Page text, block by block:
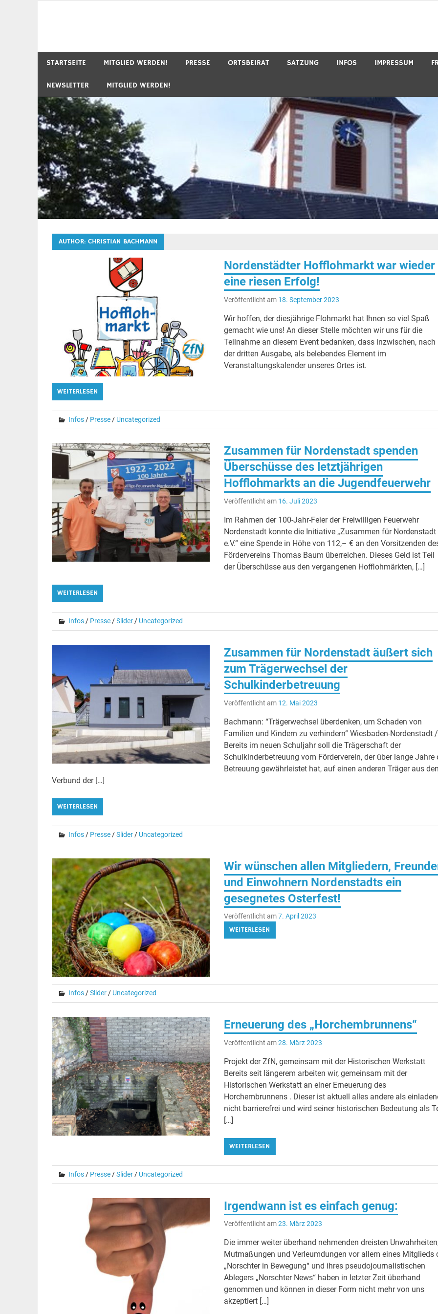
STARTSEITE MITGLIED WERDEN! PRESSE ORTSBEIRAT SATZUNG INFOS IMPRESSUM
NEWSLETTER MITGLIED WERDEN!
AUTHOR: CHRISTIAN BACHMANN
Nordenstädter Hofflohmarkt war wieder
eine riesen Erfolg!
Veröffentlicht am 18. September 2023
Wir hoffen, der diesjährige Flohmarkt hat Ihnen so viel Spaß
gemacht wie uns! An dieser Stelle möchten wir uns für die
Teilnahme an diesem Event bedanken, dass inzwischen, nach
der dritten Ausgabe, als belebendes Element im
Veranstaltungskalender unseres Ortes ist.
WEITERLESEN
Infos/ Presse/ Uncategorized
Zusammen für Nordenstadt spenden
Überschüsse des letztjährigen
Hofflohmarkts an die Jugendfeuerwehr
Veröffentlicht am 16. Juli 2023
Im Rahmen der 100-Jahr-Feier der Freiwilligen Feuerwehr
Nordenstadt konnte die Initiative „Zusammen für Nordenstadt
e.V.“ eine Spende in Höhe von 112,– € an den Vorsitzenden
Fördervereins Thomas Baum überreichen. Dieses Geld ist Teil
der Überschüsse aus den vergangenen Hofflohmärkten, […]
WEITERLESEN
Infos/ Presse/Slider/ Uncategorized
Zusammen für Nordenstadt äußert sich
zum Trägerwechsel der
Schulkinderbetreuung
Veröffentlicht am 12. Mai 2023
Bachmann: “Trägerwechsel überdenken, um Schaden von
Familien und Kindern zu verhindern“ Wiesbaden-Nordenstadt /
Bereits im neuen Schuljahr soll die Trägerschaft der
Schulkinderbetreuung vom Förderverein, der über lange Jahre
Betreuung gewährleistet hat, auf einen anderen Träger aus
Verbund der […]
WEITERLESEN
Infos/ Presse/Slider/ Uncategorized
Wir wünschen allen Mitgliedern,
und Einwohnern Nordenstadts ein
gesegnetes Osterfest!
Veröffentlicht am7. April 2023
WEITERLESEN
Infos/Slider/ Uncategorized
Erneuerung des „Horchembrunnens“
Veröffentlicht am28. März 2023
Projekt der ZfN, gemeinsam mit der Historischen Werkstatt
Bereits seit längerem arbeiten wir, gemeinsam mit der
Historischen Werkstatt an einer Erneuerung des
Horchembrunnens . Dieser ist aktuell alles andere als
nicht barrierefrei und wird seiner historischen Bedeutung als
[…]
WEITERLESEN
Infos/ Presse/Slider/ Uncategorized
Irgendwann ist es einfach genug:
Veröffentlicht am23. März 2023
Die immer weiter überhand nehmenden dreisten
Mutmaßungen und Verleumdungen vor allem eines Mitglieds
„Norschter in Bewegung“ und ihres pseudojournalistischen
Ablegers „Norschter News“ haben in letzter Zeit überhand
genommen und können in dieser Form nicht mehr von uns
akzeptiert […]